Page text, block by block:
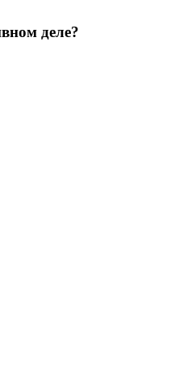
деле?